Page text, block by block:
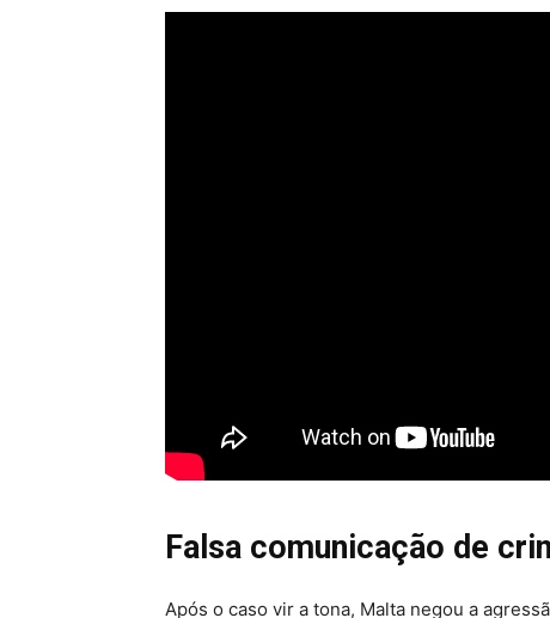
Falsa comunicação de
Após o caso vir a tona, Malta negou a